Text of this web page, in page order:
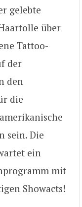
gelebte
über
Tattoo-
der
den
die
sein. Die
ein
mit
Showacts!